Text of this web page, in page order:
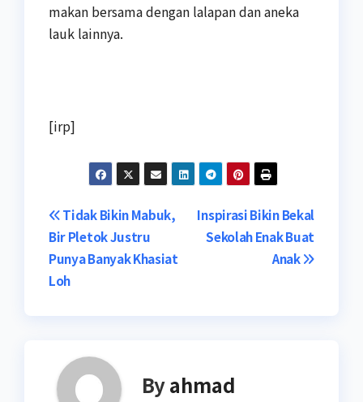
makan bersama dengan lalapan dan aneka
lauk lainnya.
[irp]
Navigasi
pos
Inspirasi Bikin Bekal
Sekolah Enak Buat
Anak
Tidak Bikin Mabuk,
Bir Pletok Justru
Punya Banyak Khasiat
Loh
Byahmad